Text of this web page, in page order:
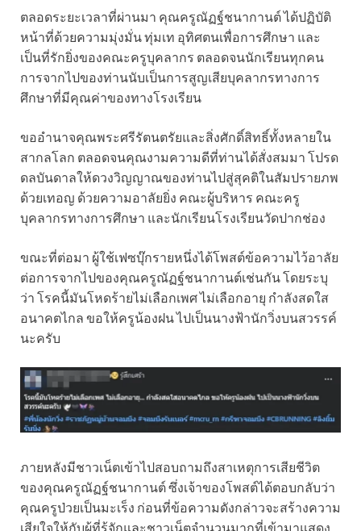
ตลอดระยะเวลาที่ผ่านมา คุณครูณัฏฐ์ชนากานต์ ได้ปฏิบัติ
หน้าที่ด้วยความมุ่งมั่น ทุ่มเท อุทิศตนเพื่อการศึกษา และ
เป็นที่รักยิ่งของคณะครูบุคลากร ตลอดจนนักเรียนทุกคน
การจากไปของท่านนับเป็นการสูญเสียบุคลากรทางการ
ศึกษาที่มีคุณค่าของทางโรงเรียน
ขออำนาจคุณพระศรีรัตนตรัยและสิ่งศักดิ์สิทธิ์ทั้งหลายใน
สากลโลก ตลอดจนคุณงามความดีที่ท่านได้สั่งสมมา โปรด
ดลบันดาลให้ดวงวิญญาณของท่านไปสู่สุคติในสัมปรายภพ
ด้วยเทอญ ด้วยความอาลัยยิ่ง คณะผู้บริหาร คณะครู
บุคลากรทางการศึกษา และนักเรียนโรงเรียนวัดปากช่อง
ขณะที่ต่อมา ผู้ใช้เฟซบุ๊กรายหนึ่งได้โพสต์ข้อความไว้อาลัย
ต่อการจากไปของคุณครูณัฏฐ์ชนากานต์เช่นกัน โดยระบุ
ว่า โรคนี้มันโหดร้ายไม่เลือกเพศ ไม่เลือกอายุ กำลังสดใส
อนาคตไกล ขอให้ครูน้องฝน ไปเป็นนางฟ้านักวิ่งบนสวรรค์
นะครับ
ภายหลังมีชาวเน็ตเข้าไปสอบถามถึงสาเหตุการเสียชีวิต
ของคุณครูณัฏฐ์ชนากานต์ ซึ่งเจ้าของโพสต์ได้ตอบกลับว่า
คุณครูป่วยเป็นมะเร็ง ก่อนที่ข้อความดังกล่าวจะสร้างความ
เสียใจให้กับผู้ที่รู้จักและชาวเน็ตจำนวนมากที่เข้ามาแสดง